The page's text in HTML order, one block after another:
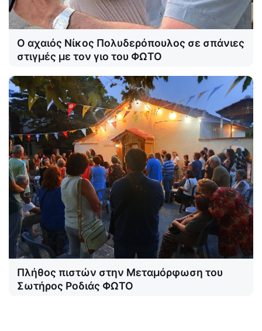
Ο αχαιός Νίκος Πολυδερόπουλος σε σπάνιες
στιγμές με τον γιο του ΦΩΤΟ
Πλήθος πιστών στην Μεταμόρφωση του
Σωτήρος Ροδιάς ΦΩΤΟ